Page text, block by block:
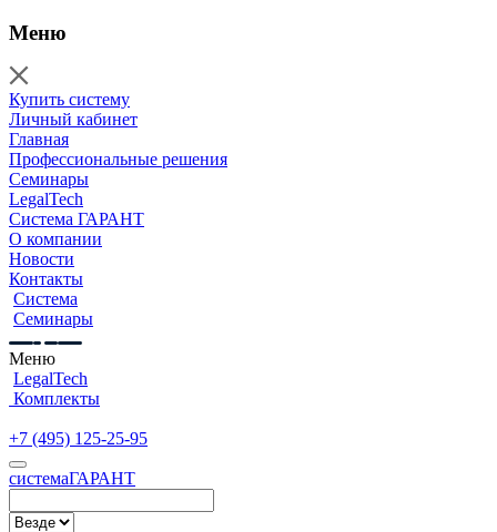
Меню
Купить систему
Личный кабинет
Главная
Профессиональные решения
Семинары
LegalTech
Система ГАРАНТ
О компании
Новости
Контакты
Система
Семинары
Меню
LegalTech
Комплекты
+7 (495) 125-25-95
cистемаГАРАНТ